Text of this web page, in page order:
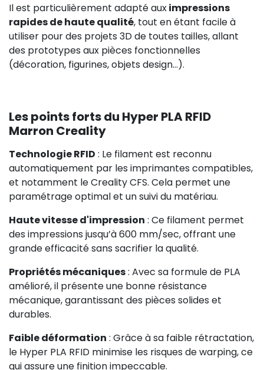
Il est particulièrement adapté auximpressions
rapides de haute qualité, tout en étant facile à
utiliser pour des projets 3D de toutes tailles, allant
des prototypes aux pièces fonctionnelles
(décoration, figurines, objets design...).
Les points forts du Hyper PLA RFID
Marron Creality
Technologie RFID : Le filament est reconnu
automatiquement par les imprimantes compatibles,
et notamment le Creality CFS. Cela permet une
paramétrage optimal et un suivi du matériau.
Haute vitesse d'impression : Ce filament permet
des impressions jusqu’à 600 mm/sec, offrant une
grande efficacité sans sacrifier la qualité.
Propriétés mécaniques: Avec sa formule de PLA
amélioré, il présente une bonne résistance
mécanique, garantissant des pièces solides et
durables.
Faible déformation : Grâce à sa faible rétractation,
le Hyper PLA RFID minimise les risques de warping, ce
qui assure une finition impeccable.